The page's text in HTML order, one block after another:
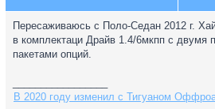
Пересаживаюсь с Поло-Седан 2012 г.
в комплектаци Драйв 1.4/6мкпп с двумя
пакетами опций.
В 2020 году изменил с Тигуаном